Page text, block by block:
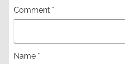
Comment *
Name *